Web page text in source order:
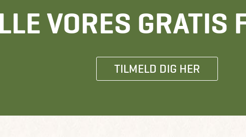
VORES GRATIS
TILMELD DIG HER